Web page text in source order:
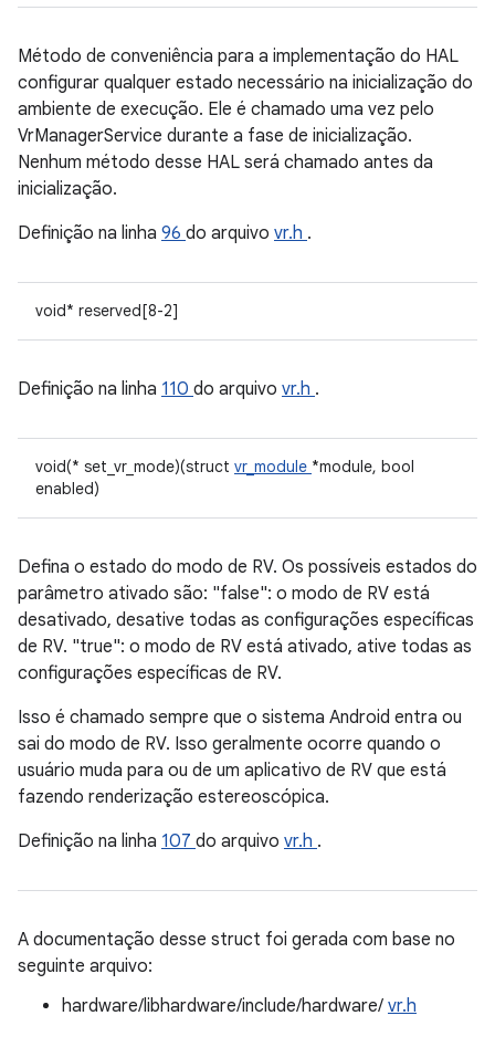
Método de conveniência para a implementação do HAL
configurar qualquer estado necessário na inicialização do
ambiente de execução. Ele é chamado uma vez pelo
VrManagerService durante a fase de inicialização.
Nenhum método desse HAL será chamado antes da
inicialização.
Definição na linha 96 do arquivo vr.h .
void* reserved[8-2]
Definição na linha 110 do arquivo vr.h .
void(* set_vr_mode)(struct vr_module *module, bool
enabled)
Defina o estado do modo de RV. Os possíveis estados do
parâmetro ativado são: "false": o modo de RV está
desativado, desative todas as configurações específicas
de RV. "true": o modo de RV está ativado, ative todas as
configurações específicas de RV.
Isso é chamado sempre que o sistema Android entra ou
sai do modo de RV. Isso geralmente ocorre quando o
usuário muda para ou de um aplicativo de RV que está
fazendo renderização estereoscópica.
Definição na linha 107 do arquivo vr.h .
A documentação desse struct foi gerada com base no
seguinte arquivo:
hardware/libhardware/include/hardware/ vr.h